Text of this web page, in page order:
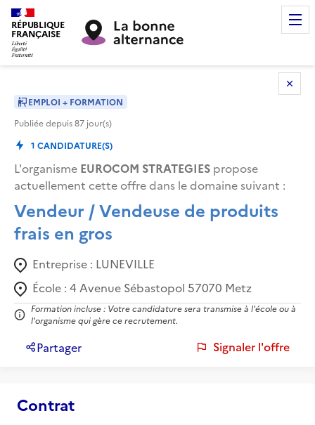
RÉPUBLIQUE
FRANÇAISE
EMPLOI + FORMATION
Publiée depuis87 jour(s)
1 CANDIDATURE(S)
L'organisme EUROCOM STRATEGIES propose
actuellement cette offre dans le domaine suivant :
Vendeur / Vendeuse de produits
frais en gros
Entreprise : LUNEVILLE
École : 4 Avenue Sébastopol 57070 Metz
Formation incluse : Votre candidature sera transmise à l'école ou à
l'organisme qui gère ce recrutement.
Partager Signaler l'offre
Contrat